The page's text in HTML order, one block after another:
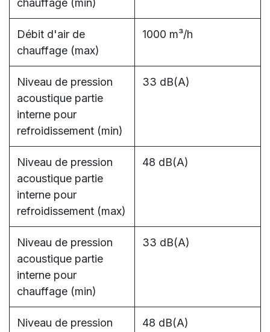
chauffage (min)
Débit d'air de
chauffage (max)
1000 m³/h
Niveau de pression
acoustique partie
interne pour
refroidissement (min)
33 dB(A)
Niveau de pression
acoustique partie
interne pour
refroidissement (max)
48 dB(A)
Niveau de pression
acoustique partie
interne pour
chauffage (min)
33 dB(A)
Niveau de pression
48 dB(A)